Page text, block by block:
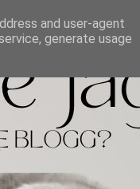
and user-agent
generate usage